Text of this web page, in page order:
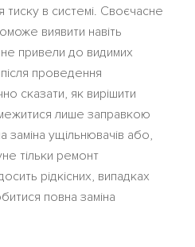
в системі. Своєчасне
виявити навіть
привели до видимих
проведення
сказати, як вирішити
лише заправкою
заміна ущільнювачів або,
тільки ремонт
рідкісних, випадках
повна заміна